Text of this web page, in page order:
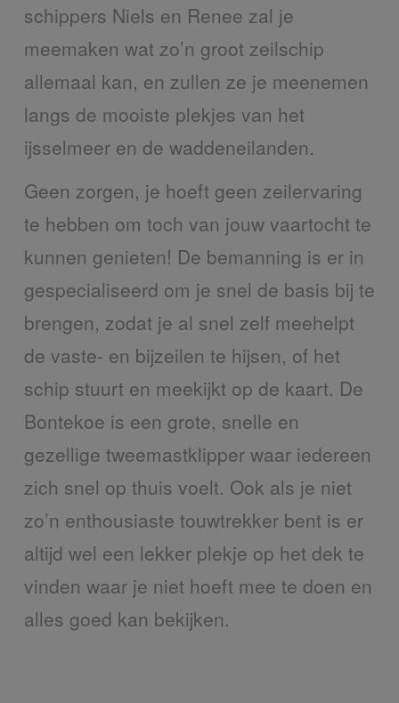
schippers Niels en Renee zal je
meemaken wat zo’n groot zeilschip
allemaal kan, en zullen ze je meenemen
langs de mooiste plekjes van het
ijsselmeer en de waddeneilanden.
Geen zorgen, je hoeft geen zeilervaring
te hebben om toch van jouw vaartocht te
kunnen genieten! De bemanning is er in
gespecialiseerd om je snel de basis bij te
brengen, zodat je al snel zelf meehelpt
de vaste- en bijzeilen te hijsen, of het
schip stuurt en meekijkt op de kaart. De
Bontekoe is een grote, snelle en
gezellige tweemastklipper waar iedereen
zich snel op thuis voelt. Ook als je niet
zo’n enthousiaste touwtrekker bent is er
altijd wel een lekker plekje op het dek te
vinden waar je niet hoeft mee te doen en
alles goed kan bekijken.